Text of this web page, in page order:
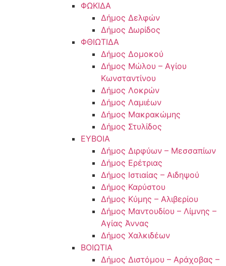
ΦΩΚΙΔΑ
Δήμος Δελφών
Δήμος Δωρίδος
ΦΘΙΩΤΙΔΑ
Δήμος Δομοκού
Δήμος Μώλου – Αγίου
Κωνσταντίνου
Δήμος Λοκρών
Δήμος Λαμιέων
Δήμος Μακρακώμης
Δήμος Στυλίδος
ΕΥΒΟΙΑ
Δήμος Διρφύων – Μεσσαπίων
Δήμος Ερέτριας
Δήμος Ιστιαίας – Αιδηψού
Δήμος Καρύστου
Δήμος Κύμης – Αλιβερίου
Δήμος Μαντουδίου – Λίμνης –
Αγίας Άννας
Δήμος Χαλκιδέων
ΒΟΙΩΤΙΑ
Δήμος Διστόμου – Αράχοβας –